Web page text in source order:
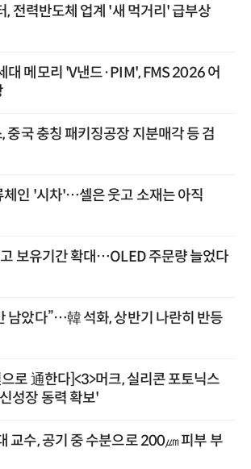
, 전력반도체 업계 '새 먹거리' 급부상
대 메모리 'V낸드·PIM', FMS 2026 어
중국 충칭 패키징공장 지분매각 등 검
체인 '시차'…셀은 웃고 소재는 아직
보유기간 확대…OLED 주문량 늘었다
남았다”…韓 석화, 상반기 나란히 반등
로 通한다]<3>머크, 실리콘 포토닉스
성장 동력 확보'
교수, 공기 중 수분으로 200㎛ 피부 부